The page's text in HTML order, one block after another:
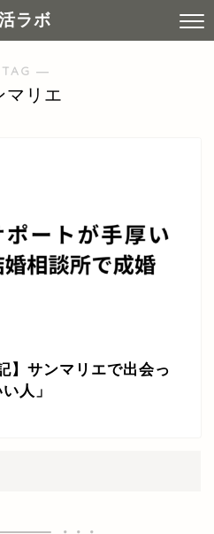
ラボ
―
マリエ
】サンマリエで出会っ
人」